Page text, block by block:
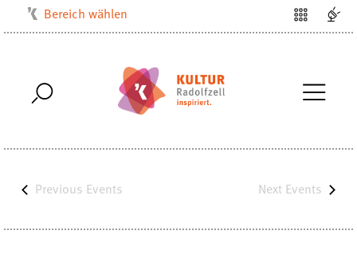
Bereich wählen
Musikschule
Stadtmuseum
Stadtbibliothek
Radolfzell1200
Previous Events Next Events